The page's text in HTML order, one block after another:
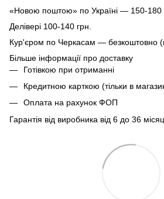
«Новою поштою» по Україні — 150-180
Делівері 100-140 грн.
Кур'єром по Черкасам — безкоштовно
Більше інформації про доставку
Готівкою при отриманні
Кредитною карткою (тільки в
Оплата на рахунок ФОП
Гарантія від виробника від 6 до 36